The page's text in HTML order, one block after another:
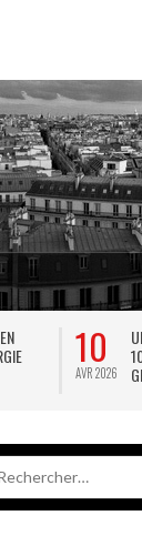
10
AVR 2026